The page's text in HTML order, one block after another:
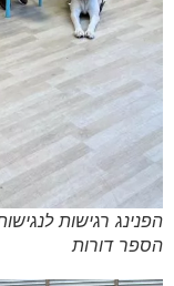
הפנינג רגישות
הספר דורות